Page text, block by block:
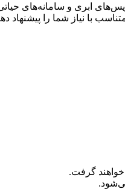
ابری و سامانه‌های حیاتی
با نیاز شما را پیشنهاد